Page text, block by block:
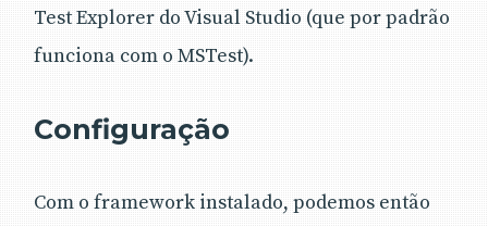
Test Explorer do Visual Studio (que por padrão
funciona com o MSTest).
Configuração
Com o framework instalado, podemos então